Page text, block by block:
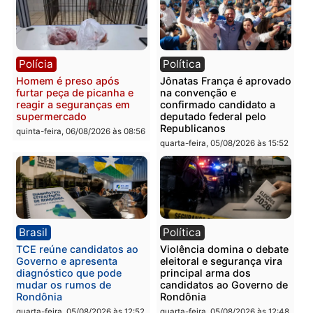
quinta-feira, 06/08/2026 às
Polícia
Homem é preso com
drogas durante ação da
quinta-feira, 06/08/2026 às 09:02
Polícia
Polícia Civil prende dois
homens por tortura,
tráfico e posse de arma
Itapuã
quinta-feira, 06/08/2026 às
Polícia
Homem é preso após
Política
Jônatas França é